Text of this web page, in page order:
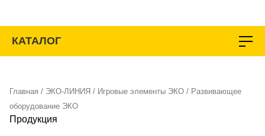
содержимому
КАТАЛОГ
Главная / ЭКО-ЛИНИЯ / Игровые элементы ЭКО / Развивающее
оборудование ЭКО
Продукция